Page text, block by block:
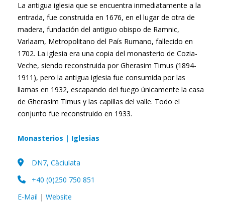
La antigua iglesia que se encuentra inmediatamente a la
entrada, fue construida en 1676, en el lugar de otra de
madera, fundación del antiguo obispo de Ramnic,
Varlaam, Metropolitano del País Rumano, fallecido en
1702. La iglesia era una copia del monasterio de Cozia-
Veche, siendo reconstruida por Gherasim Timus (1894-
1911), pero la antigua iglesia fue consumida por las
llamas en 1932, escapando del fuego únicamente la casa
de Gherasim Timus y las capillas del valle. Todo el
conjunto fue reconstruido en 1933.
Monasterios | Iglesias
DN7, Căciulata
+40 (0)250 750 851
E-Mail | Website